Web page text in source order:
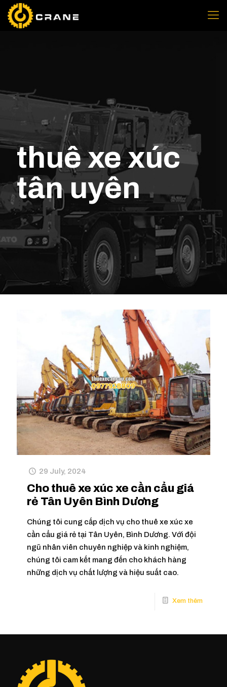
thuê xe xúc
tân uyên
29 July, 2024
Cho thuê xe xúc xe cần cẩu giá
rẻ Tân Uyên Bình Dương
Chúng tôi cung cấp dịch vụ cho thuê xe xúc xe
cần cẩu giá rẻ tại Tân Uyên, Bình Dương. Với đội
ngũ nhân viên chuyên nghiệp và kinh nghiệm,
chúng tôi cam kết mang đến cho khách hàng
những dịch vụ chất lượng và hiệu suất cao.